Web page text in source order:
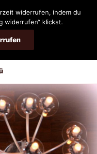
widerrufen, indem du
widerrufen“ klickst.